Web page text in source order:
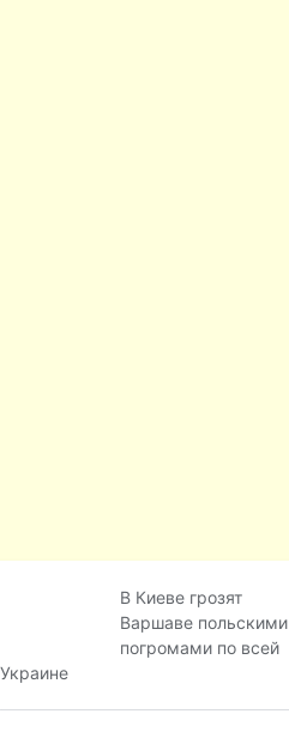
В Киеве грозят
Варшаве польскими
погромами по всей
Украине